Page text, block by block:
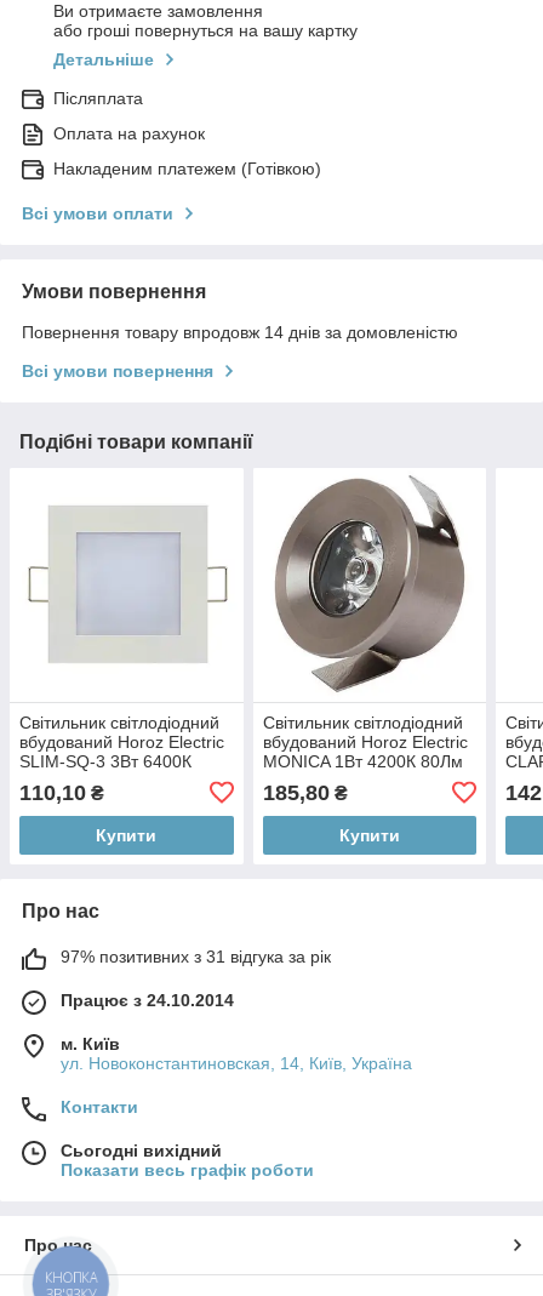
Ви отримаєте замовлення
або гроші повернуться на вашу картку
Детальніше
Післяплата
Оплата на рахунок
Накладеним платежем (Готівкою)
Всі умови оплати
Умови повернення
Повернення товару впродовж 14 днів за домовленістю
Всі умови повернення
Подібні товари компанії
Світильник світлодіодний
вбудований Horoz Electric
SLIM-SQ-3 3Вт 6400К
110Лм (056-005-0003-020)
110,10 ₴
Купити
Світильник світлодіодний
вбудований Horoz Electric
MONICA 1Вт 4200К 80Лм
хром (016-003-0001-050)
185,80₴
Купити
Про нас
97% позитивних з 31 відгука за рік
Працює з 24.10.2014
м. Київ
ул. Новоконстантиновская, 14, Київ, Україна
Контакти
Сьогодні вихідний
Показати весь графік роботи
Про нас
КНОПКА